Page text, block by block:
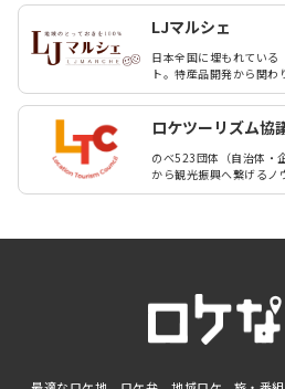
LJマルシェ
日本全国に埋もれている
ト。特産品開発から関わ
ロケツーリズム協
のべ523団体（自治体・
から観光振興へ繋げるノ